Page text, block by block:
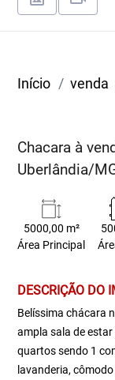
Início venda
Chacara à
Uberlândia/
5000,00 m²
Área Principal
DESCRIÇÃO DO
Belíssima chácara
ampla sala de
quartos sendo 1
lavanderia,